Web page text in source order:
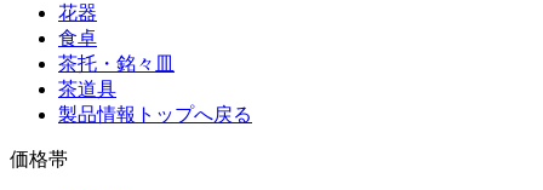
花器
食卓
茶托・銘々皿
茶道具
製品情報トップへ戻る
価格帯